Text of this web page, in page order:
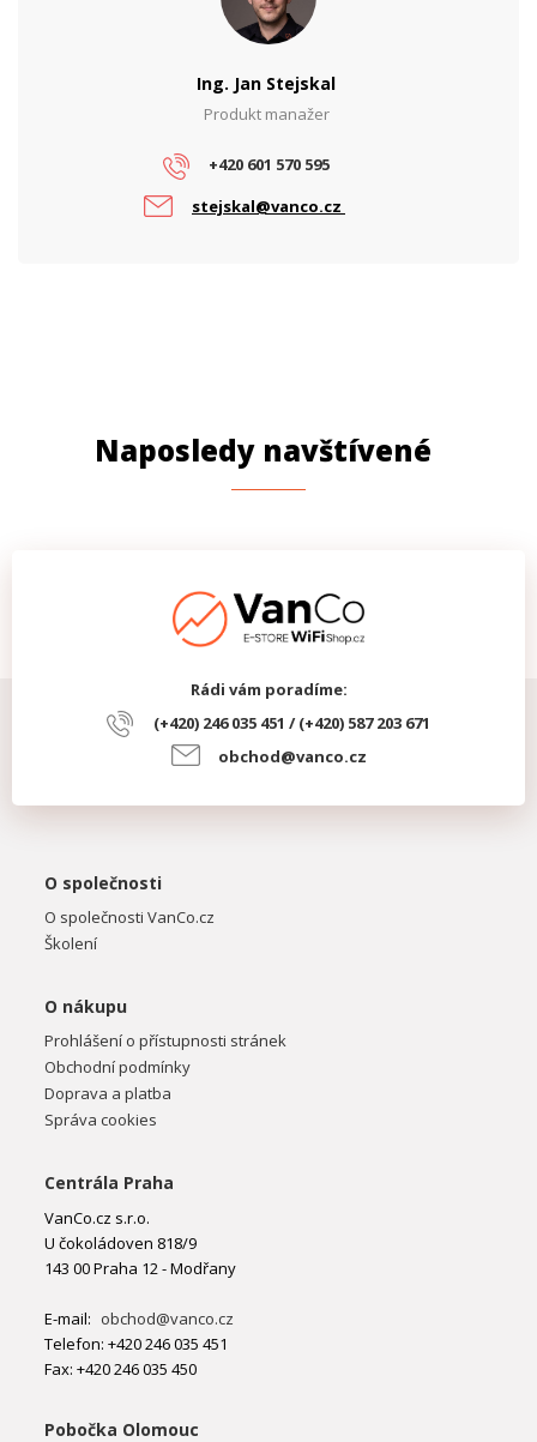
Ing. Jan Stejskal
Produkt manažer
+420 601 570 595
stejskal@vanco.cz
Naposledy navštívené
Rádi vám poradíme:
(+420) 246 035 451 / (+420) 587 203 671
obchod@vanco.cz
O společnosti
O společnosti VanCo.cz
Školení
O nákupu
Prohlášení o přístupnosti stránek
Obchodní podmínky
Doprava a platba
Správa cookies
Centrála Praha
VanCo.cz s.r.o.
U čokoládoven 818/9
143 00 Praha 12 - Modřany
E-mail: obchod@vanco.cz
Telefon: +420 246 035 451
Fax: +420 246 035 450
Pobočka Olomouc